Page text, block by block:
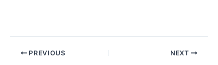
Post PREVIOUS NEXT